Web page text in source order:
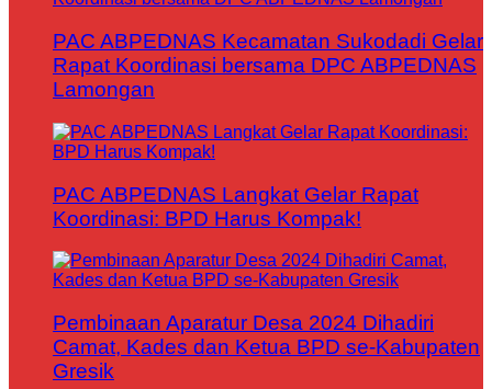
PAC ABPEDNAS Kecamatan Sukodadi Gelar
Rapat Koordinasi bersama DPC ABPEDNAS
Lamongan
PAC ABPEDNAS Langkat Gelar Rapat
Koordinasi: BPD Harus Kompak!
Pembinaan Aparatur Desa 2024 Dihadiri
Camat, Kades dan Ketua BPD se-Kabupaten
Gresik